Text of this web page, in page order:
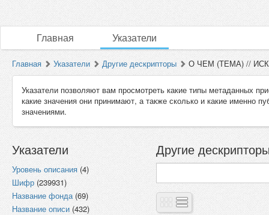
Главная Указатели
Главная Указатели Другие дескрипторы О ЧЕМ (ТЕМА) //
Указатели позволяют вам просмотреть какие типы метаданных
какие значения они принимают, а также сколько и какие именно
значениями.
Указатели
Уровень описания (4)
Шифр (239931)
Название фонда(69)
Название описи (432)
Другие